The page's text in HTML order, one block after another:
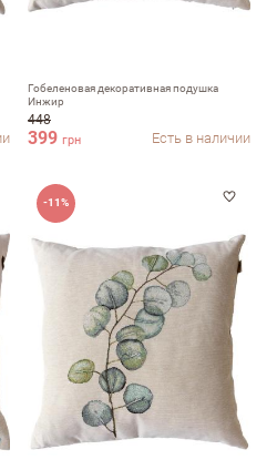
Гобеленовая декоративная подушка
Инжир
448
399 грн Есть в наличии
-11%